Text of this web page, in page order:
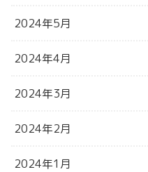
2024年5月
2024年4月
2024年3月
2024年2月
2024年1月